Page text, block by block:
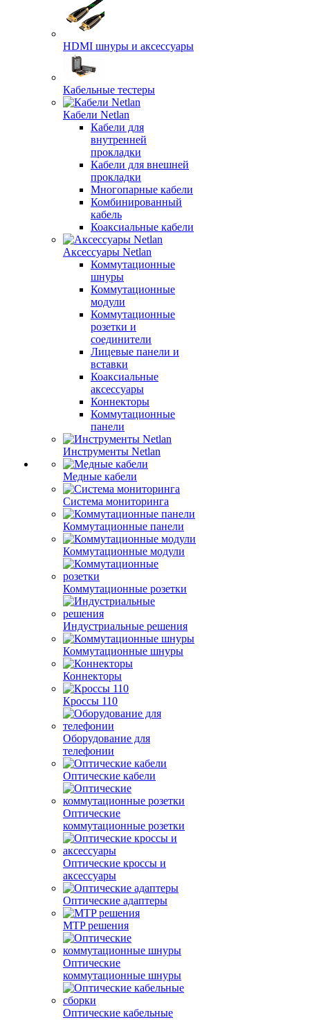
HDMI шнуры и аксессуары
Кабельные тестеры
Кабели Netlan
Кабели для
внутренней
прокладки
Кабели для внешней
прокладки
Многопарные кабели
Комбинированный
кабель
Коаксиальные кабели
Аксессуары Netlan
Коммутационные
шнуры
Коммутационные
модули
Коммутационные
розетки и
соединители
Лицевые панели и
вставки
Коаксиальные
аксессуары
Коннекторы
Коммутационные
панели
Инструменты Netlan
Медные кабели
Система мониторинга
Коммутационные панели
Коммутационные модули
Коммутационные розетки
Индустриальные решения
Коммутационные шнуры
Коннекторы
Кроссы 110
Оборудование для
телефонии
Оптические кабели
Оптические
коммутационные розетки
Оптические кроссы и
аксессуары
Оптические адаптеры
MTP решения
Оптические
коммутационные шнуры
Оптические кабельные